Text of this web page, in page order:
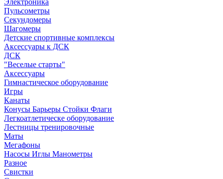
Электроника
Пульсометры
Секундомеры
Шагомеры
Детские спортивные комплексы
Аксессуары к ДСК
ДСК
"Веселые старты"
Аксессуары
Гимнастическое оборудование
Игры
Канаты
Конусы Барьеры Стойки Флаги
Легкоатлетическе оборудование
Лестницы тренировочные
Маты
Мегафоны
Насосы Иглы Манометры
Разное
Свистки